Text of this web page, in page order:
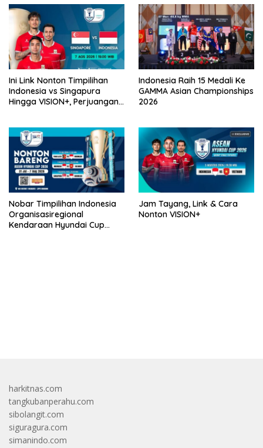
Ini Link Nonton Timpilihan
Indonesia vs Singapura
Hingga VISION+, Perjuangan
Indonesia Raih 15 Medali Ke
GAMMA Asian Championships
2026
Nobar Timpilihan Indonesia
Organisasiregional
Kendaraan Hyundai Cup
Jam Tayang, Link & Cara
Nonton VISION+
harkitnas.com
tangkubanperahu.com
sibolangit.com
siguragura.com
simanindo.com